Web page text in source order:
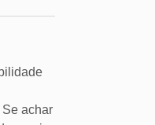
achar